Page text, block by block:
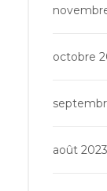
octobre
août 2023